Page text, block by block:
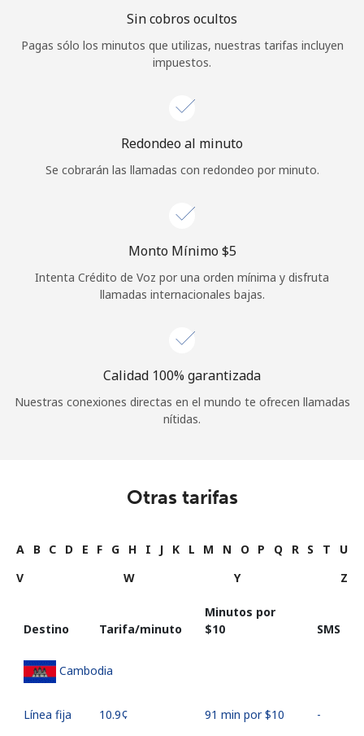
Iniciar Sesión
o
Continuar con
Sin cobros ocultos
Pagas sólo los minutos que utilizas, nuestras tarifas incluyen
impuestos.
Redondeo al minuto
Se cobrarán las llamadas con redondeo por minuto.
Monto Mínimo ⁦$5⁩
Intenta Crédito de Voz por una orden mínima y disfruta
llamadas internacionales bajas.
Calidad 100% garantizada
Nuestras conexiones directas en el mundo te ofrecen llamadas
nítidas.
Otras tarifas
A B C D E F G H I J K L M N O P Q R S T
U
V
W Y Z
Destino Tarifa/minuto
Minutos por
⁦$10⁩
SMS
Cambodia
Línea fija ⁦10.9¢⁩ 91 min por ⁦$10⁩ -